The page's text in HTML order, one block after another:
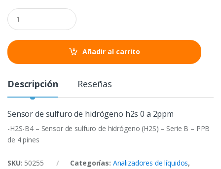
C
a
n
i
d
Añadir al carrito
Descripción Reseñas
Sensor de sulfuro de hidrógeno h2s 0 a 2ppm
-H2S-B4 – Sensor de sulfuro de hidrógeno (H2S) – Serie B – PPB
de 4 pines
SKU: 50255 Categorías: Analizadores de líquidos,